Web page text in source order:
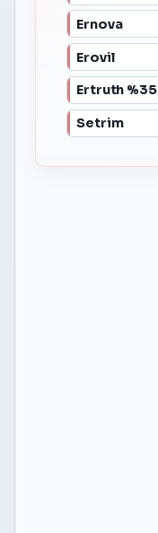
Ernova
Erovil
Ertruth %35
Setrim